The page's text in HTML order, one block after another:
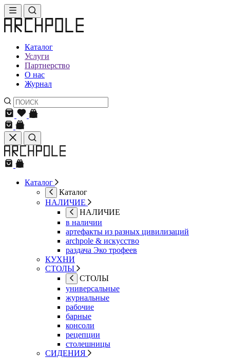
Каталог
Услуги
Партнерство
О нас
Журнал
Каталог
Каталог
НАЛИЧИЕ
НАЛИЧИЕ
в наличии
артефакты из разных цивилизаций
archpole & искусство
раздача Эко трофеев
КУХНИ
СТОЛЫ
СТОЛЫ
универсальные
журнальные
рабочие
барные
консоли
рецепции
столешницы
СИДЕНИЯ